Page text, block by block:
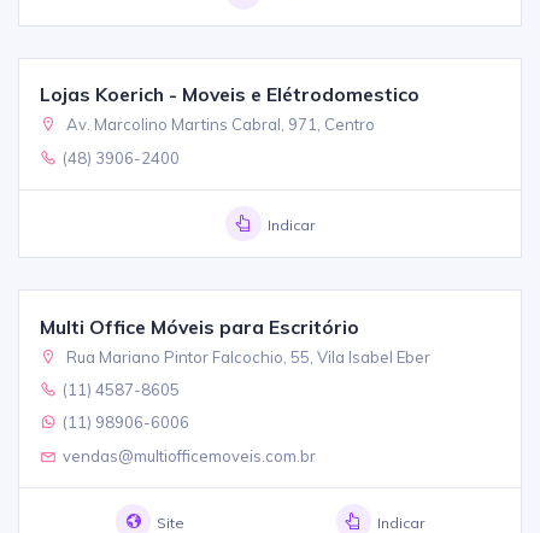
Lojas Koerich - Moveis e Elétrodomestico
Av. Marcolino Martins Cabral, 971, Centro
(48) 3906-2400
Indicar
Multi Office Móveis para Escritório
Rua Mariano Pintor Falcochio, 55, Vila Isabel Eber
(11) 4587-8605
(11) 98906-6006
vendas@multiofficemoveis.com.br
Site Indicar